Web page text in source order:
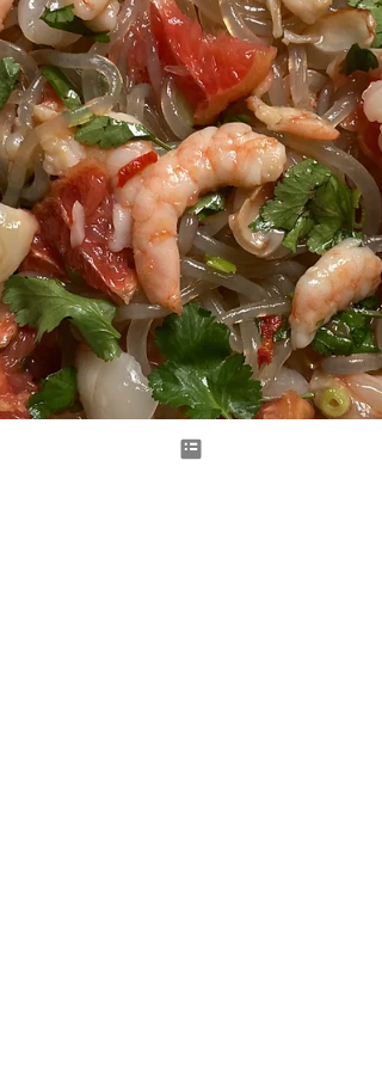
cuite avec les baies de Goji, est vraiment
particulièrement délicieuse. Le petit plus: je
servie sur un lit de nouilles au Matcha, trouvées
en épiceri